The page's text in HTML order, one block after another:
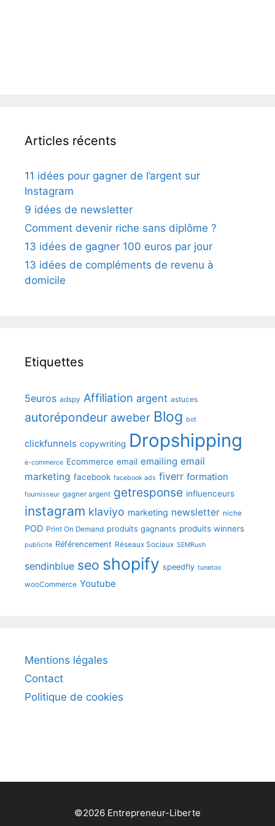
Articles récents
11 idées pour gagner de l’argent sur
Instagram
9 idées de newsletter
Comment devenir riche sans diplôme ?
13 idées de gagner 100 euros par jour
13 idées de compléments de revenu à
domicile
Etiquettes
5euros adspy Affiliation argent astuces
autorépondeur aweber Blog bot
clickfunnels copywriting Dropshipping
e-commerce Ecommerce email emailing email
marketing facebook facebook ads fiverr formation
fournisseur gagner argent getresponse influenceurs
instagram klaviyo marketing newsletter niche
POD Print On Demand produits gagnants produits winners
publicite Référencement Réseaux Sociaux SEMRush
sendinblue seo shopify speedfly tunetoo
wooCommerce Youtube
Mentions légales
Contact
Politique de cookies
©2026 Entrepreneur-Liberte